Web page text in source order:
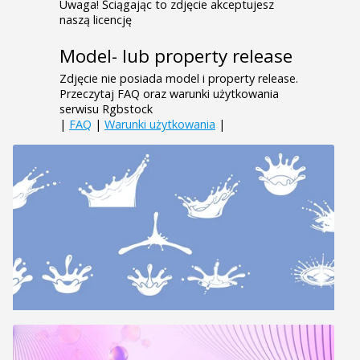
Uwaga! Ściągając to zdjęcie akceptujesz
naszą licencję
Model- lub property release
Zdjęcie nie posiada model i property release.
Przeczytaj FAQ oraz warunki użytkowania
serwisu Rgbstock
| FAQ | Warunki użytkowania |